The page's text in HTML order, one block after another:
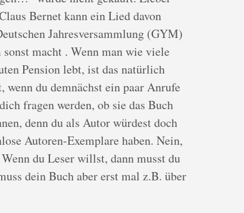
Bernet kann ein Lied davon
Jahresversammlung (GYM)
macht . Wenn man wie viele
Pension lebt, ist das natürlich
du demnächst ein paar Anrufe
fragen werden, ob sie das Buch
denn du als Autor würdest doch
Autoren-Exemplare haben. Nein,
du Leser willst, dann musst du
dein Buch aber erst mal z.B. über